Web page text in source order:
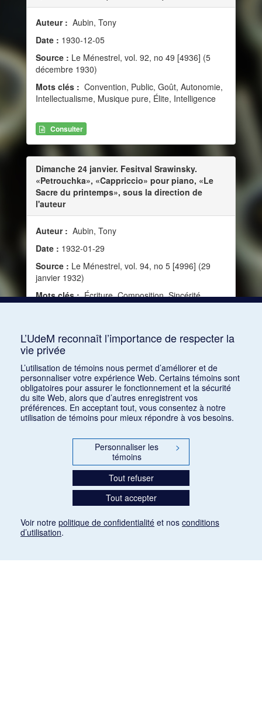
Auteur : Aubin, Tony
Date : 1930-12-05
Source : Le Ménestrel, vol. 92, no 49 [4936] (5
décembre 1930)
Mots clés : Convention, Public, Goût, Autonomie,
Intellectualisme, Musique pure, Élite, Intelligence
Consulter
Dimanche 24 janvier. Fesitval Srawinsky.
«Petrouchka», «Cappriccio» pour piano, «Le
Sacre du printemps», sous la direction de
l'auteur
Auteur : Aubin, Tony
Date : 1932-01-29
Source : Le Ménestrel, vol. 94, no 5 [4996] (29
janvier 1932)
Mots clés :Écriture, Composition, Sincérité,
L’UdeM reconnaît l’importance de respecter la
vie privée
L’utilisation de témoins nous permet d’améliorer et de
personnaliser votre expérience Web. Certains témoins sont
obligatoires pour assurer le fonctionnement et la sécurité
du site Web, alors que d’autres enregistrent vos
préférences. En acceptant tout, vous consentez à notre
utilisation de témoins pour mieux répondre à vos besoins.
Personnaliser les
témoins
>
Tout refuser
Tout accepter
Voir notre politique de confidentialité et nos conditions
d’utilisation.